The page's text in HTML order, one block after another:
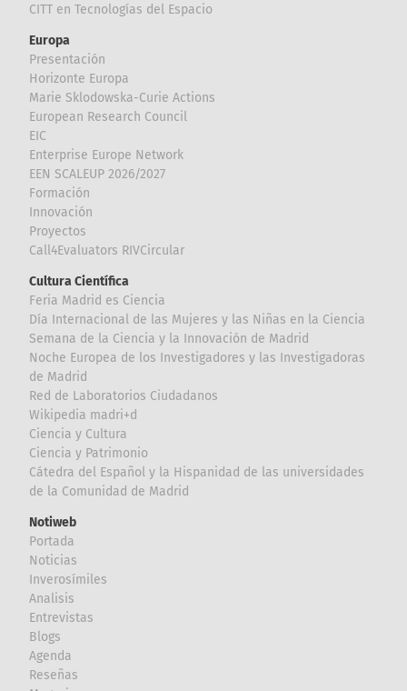
CITT en Tecnologías del Espacio
Europa
Presentación
Horizonte Europa
Marie Sklodowska-Curie Actions
European Research Council
EIC
Enterprise Europe Network
EEN SCALEUP 2026/2027
Formación
Innovación
Proyectos
Call4Evaluators RIVCircular
Cultura Científica
Feria Madrid es Ciencia
Día Internacional de las Mujeres y las Niñas en la Ciencia
Semana de la Ciencia y la Innovación de Madrid
Noche Europea de los Investigadores y las Investigadoras
de Madrid
Red de Laboratorios Ciudadanos
Wikipedia madri+d
Ciencia y Cultura
Ciencia y Patrimonio
Cátedra del Español y la Hispanidad de las universidades
de la Comunidad de Madrid
Notiweb
Portada
Noticias
Inverosímiles
Analisis
Entrevistas
Blogs
Agenda
Reseñas